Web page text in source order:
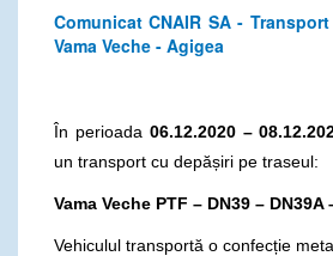
Comunicat CNAIR SA -
Vama Veche - Agigea
În perioada 06.12.2020 –
un transport cu depășiri pe traseul:
Vama Veche PTF – DN39 –
Vehiculul transportă o confecție